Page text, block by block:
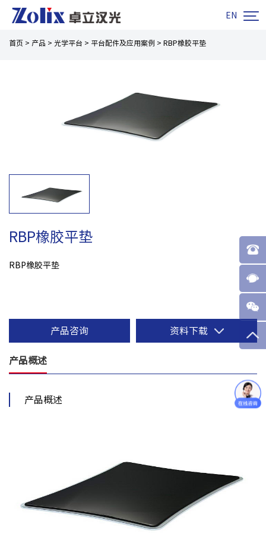
EN 
首页 > 产品 > 光学平台 > 平台配件及应用案例 > RBP橡胶平垫
RBP橡胶平垫
RBP橡胶平垫
产品咨询 资料下载
产品概述
产品概述